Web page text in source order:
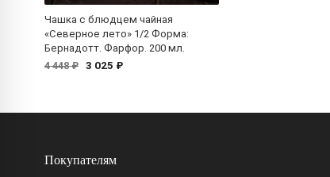
Чашка с блюдцем чайная
«Северное лето» 1/2 Форма:
Бернадотт. Фарфор. 200 мл.
4 448 ₽ 3 025 ₽
Покупателям